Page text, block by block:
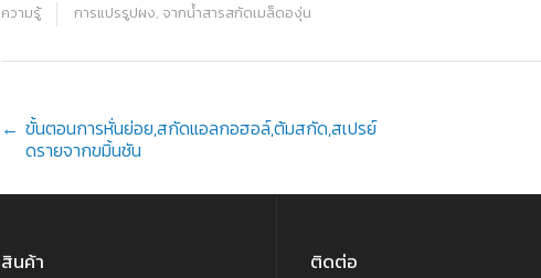
ความรู้ การแปรรูปผง, จากน้ำสารสกัดเมล็ดองุ่น
Post
navigation
← ขั้นตอนการหั่นย่อย,สกัดแอลกอฮอล์,ต้มสกัด,สเปรย์
ดรายจากขมิ้นชัน
สินค้า ติดต่อ